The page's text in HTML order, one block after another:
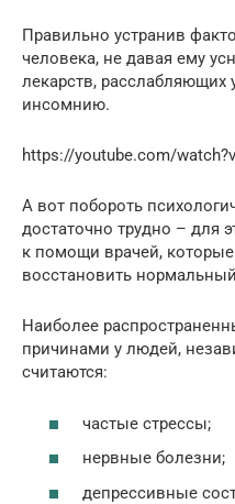
Правильно устранив
человека, не давая ему
лекарств, расслабляющих
инсомнию.
https://youtube.com/
А вот побороть
достаточно трудно – для
к помощи врачей,
восстановить
Наиболее
причинами у людей,
считаются:
частые стрессы;
нервные болезни;
депрессивные